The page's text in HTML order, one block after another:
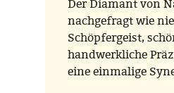
Der Diamant von
nachgefragt wie
Schöpfergeist,
handwerkliche
eine einmalige